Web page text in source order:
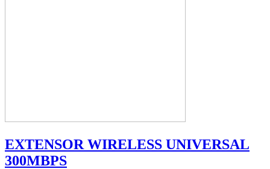
EXTENSOR WIRELESS UNIVERSAL
300MBPS